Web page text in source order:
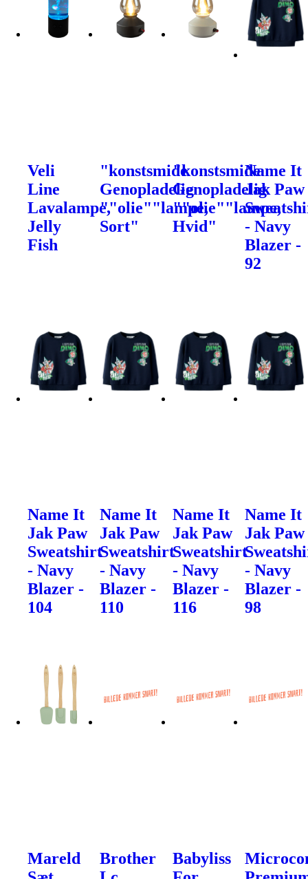
Veli
Line
Lavalampe,
Jelly
Fish
"konstsmide
Genopladelig
""olie""lampe,
Sort"
"konstsmide
Genopladelig
""olie""lampe,
Hvid"
Name It
Jak Paw
- Navy
Blazer -
92
Name It
Jak Paw
Sweatshirt
- Navy
Blazer -
104
Name It
Jak Paw
Sweatshirt
- Navy
Blazer -
110
Name It
Jak Paw
Sweatshirt
- Navy
Blazer -
116
Name It
Jak Paw
- Navy
Blazer -
98
Mareld
Brother
Babyliss